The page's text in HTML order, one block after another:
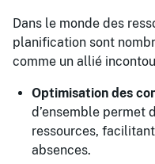
Dans le monde des
planification sont
comme un allié
Optimisation des
d’ensemble permet
ressources,
absences.